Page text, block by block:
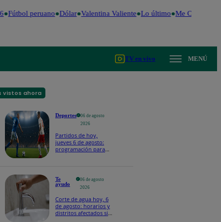
Fútbol peruano Dólar Valentina Valiente Lo último Me Caigo de
TV en vivo MENÚ
vistos ahora
Deportes
06 de agosto
2026
Partidos de hoy,
jueves 6 de agosto:
programación para
Te
ayudo
06 de agosto
2026
Corte de agua hoy, 6
de agosto: horarios y
distritos afectados sin